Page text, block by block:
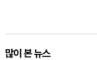
많이 본 뉴스